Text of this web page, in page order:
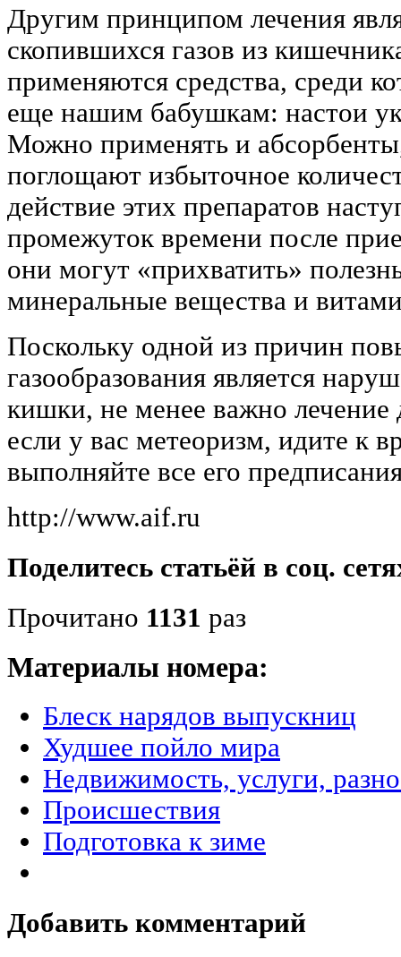
Другим принципом лечения
скопившихся газов из
применяются средства, среди
еще нашим бабушкам: настои
Можно применять и
поглощают избыточное
действие этих препаратов
промежуток времени после
они могут «прихватить»
минеральные вещества и
Поскольку одной из причин
газообразования является
кишки, не менее важно лечение
если у вас метеоризм, идите к
выполняйте все его
http://www.aif.ru
Поделитесь статьёй в соц.
Прочитано 1131 раз
Материалы номера:
Блеск нарядов выпускниц
Худшее пойло мира
Недвижимость, услуги,
Происшествия
Подготовка к зиме
Добавить комментарий